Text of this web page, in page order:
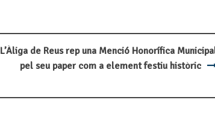
L’Àliga de Reus rep una Menció Honorífica
pel seu paper com a element festiu històric